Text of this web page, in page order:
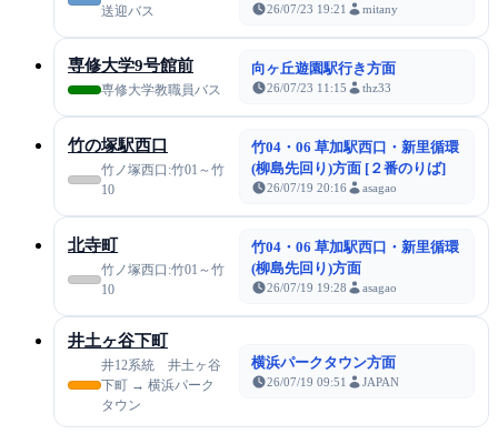
送迎バス
26/07/23 19:21 mitany
専修大学9号館前
専修大学教職員バス
向ヶ丘遊園駅行き方面
26/07/23 11:15 thz33
竹の塚駅西口
竹ノ塚西口:竹01～竹
10
竹04・06 草加駅西口・新里循環
(柳島先回り)方面 [２番のりば]
26/07/19 20:16 asagao
北寺町
竹ノ塚西口:竹01～竹
10
竹04・06 草加駅西口・新里循環
(柳島先回り)方面
26/07/19 19:28 asagao
井土ヶ谷下町
井12系統 井土ヶ谷
下町 → 横浜パーク
タウン
横浜パークタウン方面
26/07/19 09:51 JAPAN